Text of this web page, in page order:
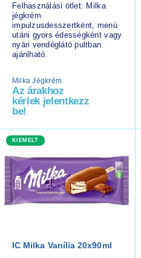
Felhasználási ötlet: Milka
jégkrém
impulzusdesszertként, menü
utáni gyors édességként vagy
nyári vendéglátó pultban
ajánlható.
Milka Jégkrém
Az árakhoz
kérlek jelentkezz
be!
KIEMELT
IC Milka Vanília 20x90ml